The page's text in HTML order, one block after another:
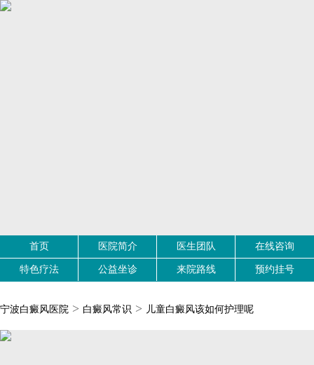
首页 医院简介 医生团队 在线咨询
特色疗法 公益坐诊 来院路线 预约挂号
宁波白癜风医院 > 白癜风常识 > 儿童白癜风该如何护理呢